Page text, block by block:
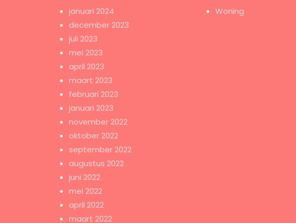
januari 2024
december 2023
juli 2023
mei 2023
april 2023
maart 2023
februari 2023
januari 2023
november 2022
oktober 2022
september 2022
augustus 2022
juni 2022
mei 2022
april 2022
maart 2022
Woning